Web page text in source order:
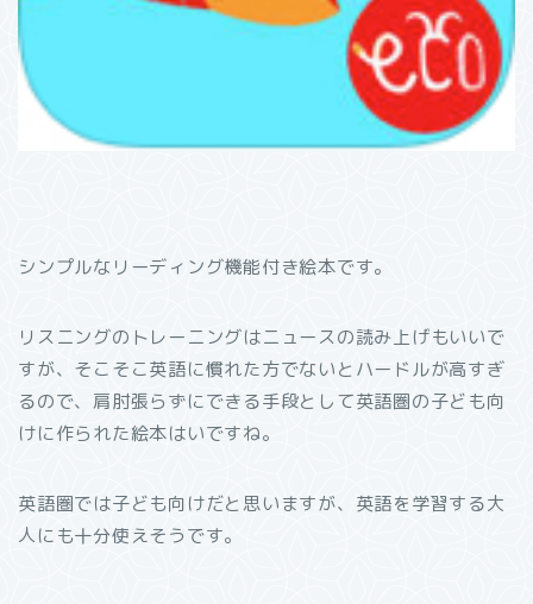
シンプルなリーディング機能付き絵本です。
リスニングのトレーニングはニュースの読み上げもいいで
すが、そこそこ英語に慣れた方でないとハードルが高すぎ
るので、肩肘張らずにできる手段として英語圏の子ども向
けに作られた絵本はいですね。
英語圏では子ども向けだと思いますが、英語を学習する大
人にも十分使えそうです。